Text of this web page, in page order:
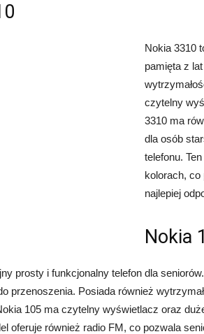
Nokia 3310
pamięta z
czytelny
3310 ma
dla osób
telefonu.
kolorach, co
najlepiej
Nokia
prosty i funkcjonalny telefon dla
przenoszenia. Posiada również
105 ma czytelny wyświetlacz oraz
oferuje również radio FM, co pozwala